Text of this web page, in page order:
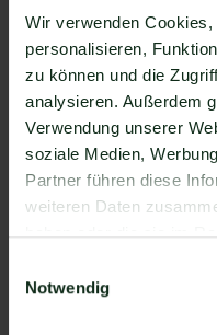
Wir verwenden
personalisieren,
zu können und die
analysieren. Außerdem
Verwendung unserer
soziale Medien,
Partner führen diese
weiteren Daten
haben oder die sie im
Notwendig
Verfügung, die Sie
können. Darunter
!
Da der
dem Anbieter der
differenziert, gibt es
Anleitung. Wir zeigen
So funktioniert